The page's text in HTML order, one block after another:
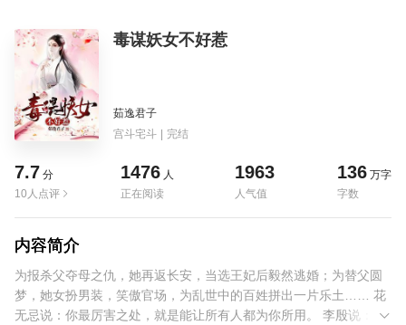
毒谋妖女不好惹
茹逸君子
宫斗宅斗 | 完结
7.7 分
10人点评
1476 人
正在阅读
1963
人气值
136 万字
字数
内容简介
为报杀父夺母之仇，她再返长安，当选王妃后毅然逃婚；为替父圆
梦，她女扮男装，笑傲官场，为乱世中的百姓拼出一片乐土…… 花
无忌说：你最厉害之处，就是能让所有人都为你所用。 李殷说：我